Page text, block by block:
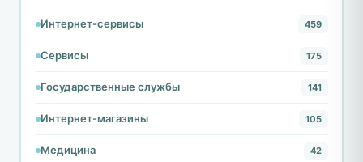
Интернет-сервисы 459
Сервисы 175
Государственные службы 141
Интернет-магазины 105
Медицина 42